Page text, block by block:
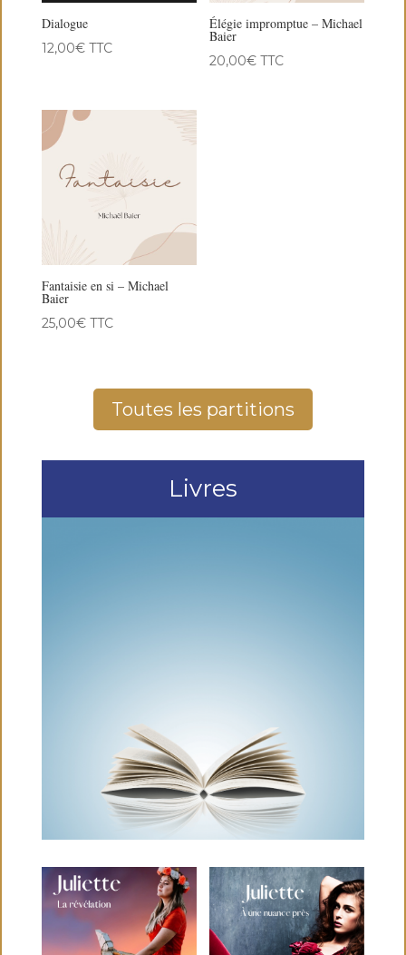
Dialogue
12,00€ TTC
Élégie impromptue – Michael
Baier
20,00€ TTC
Fantaisie en si – Michael
Baier
25,00€ TTC
Toutes les partitions
Livres